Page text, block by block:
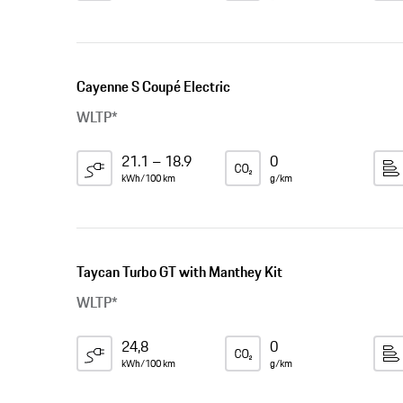
Cayenne S Coupé Electric
WLTP*
21.1 – 18.9
kWh/100 km
0
g/km
Taycan Turbo GT with Manthey Kit
WLTP*
24,8
kWh/100 km
0
g/km